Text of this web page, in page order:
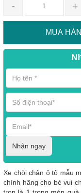
- +
MUA
Nhận ngay
Xe chòi chân ô tô mẫu
chính hãng cho bé vui